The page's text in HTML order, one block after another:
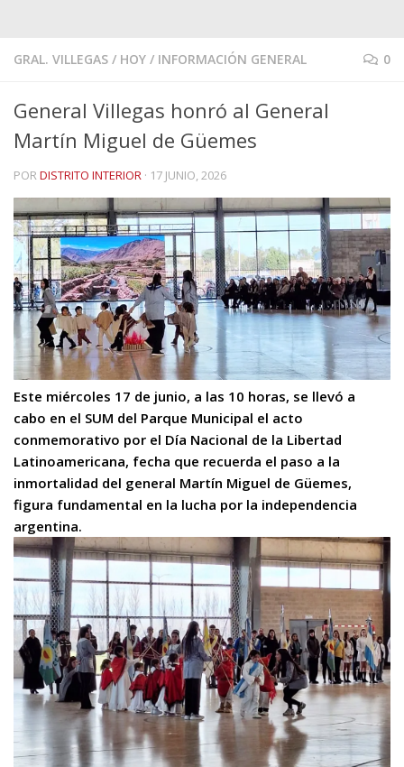
GRAL. VILLEGAS / HOY / INFORMACIÓN GENERAL 0
General Villegas honró al General
Martín Miguel de Güemes
PORDISTRITO INTERIOR · 17 JUNIO, 2026
Este miércoles 17 de junio, a las 10 horas, se llevó a
cabo en el SUM del Parque Municipal el acto
conmemorativo por el Día Nacional de la Libertad
Latinoamericana, fecha que recuerda el paso a la
inmortalidad del general Martín Miguel de Güemes,
figura fundamental en la lucha por la independencia
argentina.